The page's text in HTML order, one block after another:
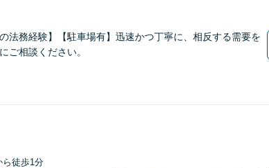
法務経験】【駐車場有】迅速かつ丁寧に、相反する需要を
ご相談ください。
ら徒歩1分